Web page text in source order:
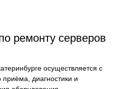
ремонту серверов
осуществляется с
диагностики и